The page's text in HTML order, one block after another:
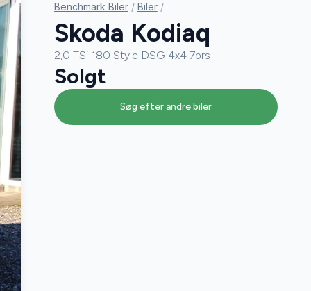
Benchmark Biler / Biler /
Skoda Kodiaq
2,0 TSi 180 Style DSG 4x4 7prs
Solgt
Søg efter andre biler